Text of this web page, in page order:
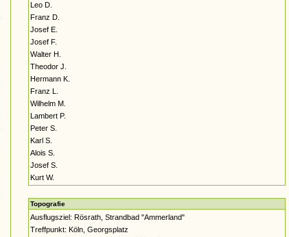
Leo D.
Franz D.
Josef E.
Josef F.
Walter H.
Theodor J.
Hermann K.
Franz L.
Wilhelm M.
Lambert P.
Peter S.
Karl S.
Alois S.
Josef S.
Kurt W.
Topografie
Ausflugsziel: Rösrath, Strandbad "Ammerland"
Treffpunkt: Köln, Georgsplatz